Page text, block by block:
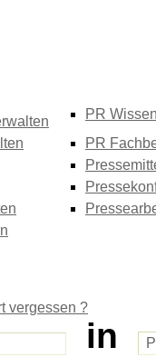
PR
PR
vergessen ?
in